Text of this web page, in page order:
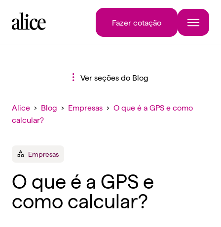
Fazer cotação
Ver seções do Blog
Alice › Blog › Empresas › O que é a GPS e como
calcular?
Empresas
O que é a GPS e
como calcular?